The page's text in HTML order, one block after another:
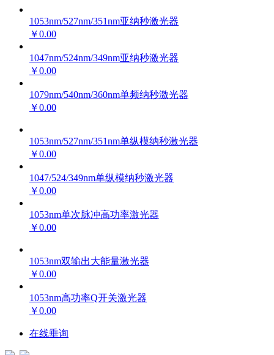
1053nm/527nm/351nm亚纳秒激光器
￥0.00
1047nm/524nm/349nm亚纳秒激光器
￥0.00
1079nm/540nm/360nm单频纳秒激光器
￥0.00
1053nm/527nm/351nm单纵模纳秒激光器
￥0.00
1047/524/349nm单纵模纳秒激光器
￥0.00
1053nm单次脉冲高功率激光器
￥0.00
1053nm双输出大能量激光器
￥0.00
1053nm高功率Q开关激光器
￥0.00
在线垂询